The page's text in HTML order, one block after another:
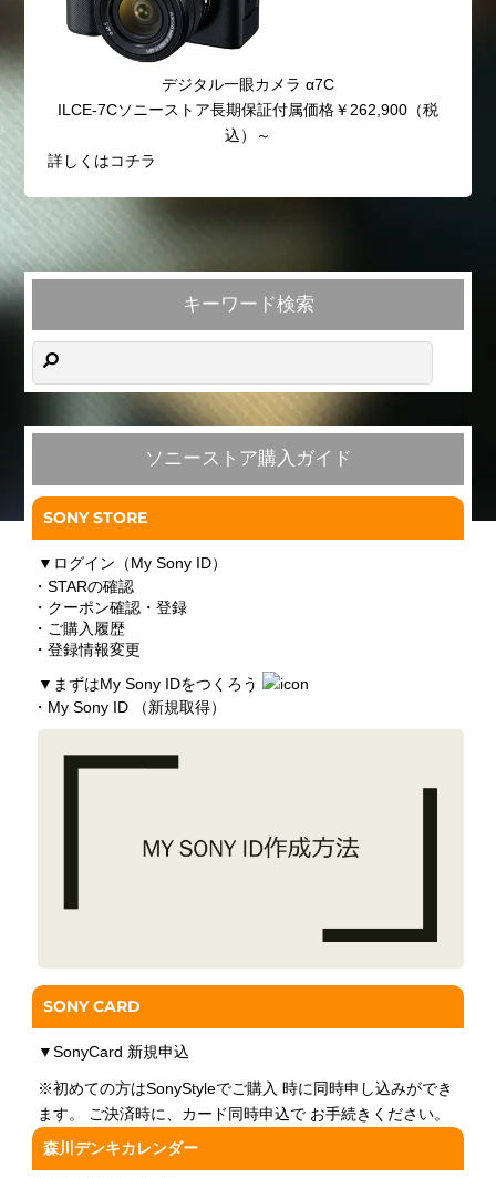
デジタル一眼カメラ α7C
ILCE-7Cソニーストア長期保証付属価格￥262,900（税
込）～
詳しくはコチラ
キーワード検索
ソニーストア購入ガイド
SONY STORE
▼ ログイン（My Sony ID）
・STARの確認
・クーポン確認・登録
・ご購入履歴
・登録情報変更
▼ まずはMy Sony IDをつくろう
・My Sony ID （新規取得）
SONY CARD
▼SonyCard 新規申込
※初めての方はSonyStyleでご購入 時に同時申し込みができ
ます。 ご決済時に、カード同時申込で お手続きください。
森川デンキカレンダー